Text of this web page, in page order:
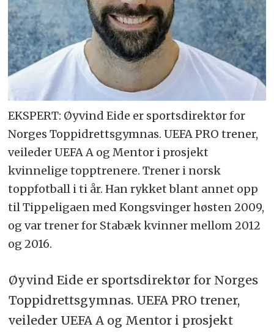
EKSPERT: Øyvind Eide er sportsdirektør for
Norges Toppidrettsgymnas. UEFA PRO trener,
veileder UEFA A og Mentor i prosjekt
kvinnelige topptrenere. Trener i norsk
toppfotball i ti år. Han rykket blant annet opp
til Tippeligaen med Kongsvinger høsten 2009,
og var trener for Stabæk kvinner mellom 2012
og 2016.
Øyvind Eide er sportsdirektør for Norges
Toppidrettsgymnas. UEFA PRO trener,
veileder UEFA A og Mentor i prosjekt